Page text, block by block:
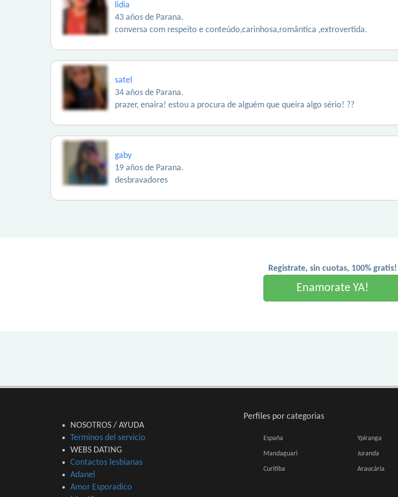
lidia
43 años de Parana.
conversa com respeito e conteúdo,carinhosa,romântica ,extrovertida.
satel
34 años de Parana.
prazer, enaira! estou a procura de alguém que queira algo sério! ??
gaby
19 años de Parana.
desbravadores
Registrate, sin cuotas, 100% gratis!
Enamorate YA!
NOSOTROS / AYUDA
Terminos del servicio
WEBS DATING
Contactos lesbianas
Adanel
Amor Esporadico
Perfiles por categorias
España Ypiranga
Mandaguari Juranda
Curitiba Araucária